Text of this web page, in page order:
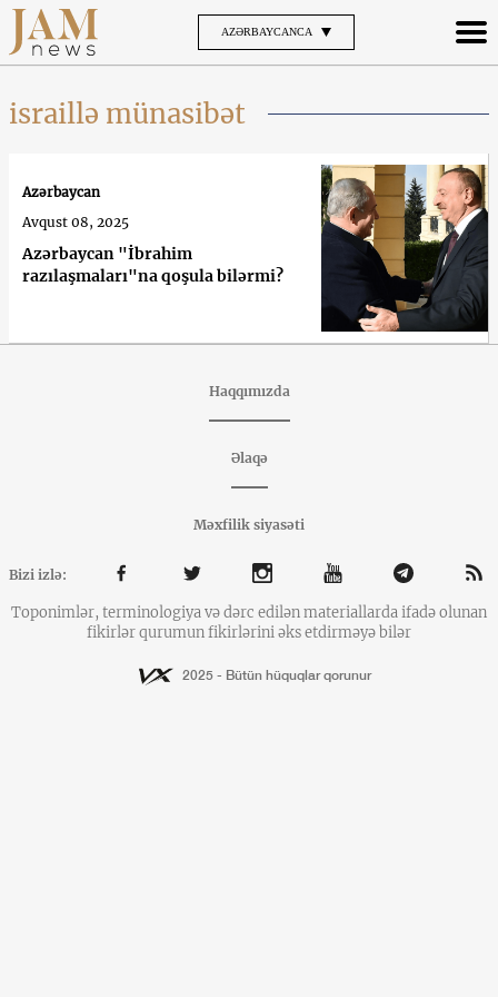
AZƏRBAYCANCA
israillə münasibət
Azərbaycan "İbrahim
razılaşmaları"na qoşula bilərmi?
Azərbaycan
Avqust 08, 2025
Haqqımızda
Əlaqə
Məxfilik siyasəti
Bizi izlə:
Toponimlər, terminologiya və dərc edilən materiallarda ifadə olunan
fikirlər qurumun fikirlərini əks etdirməyə bilər
2025 - Bütün hüquqlar qorunur